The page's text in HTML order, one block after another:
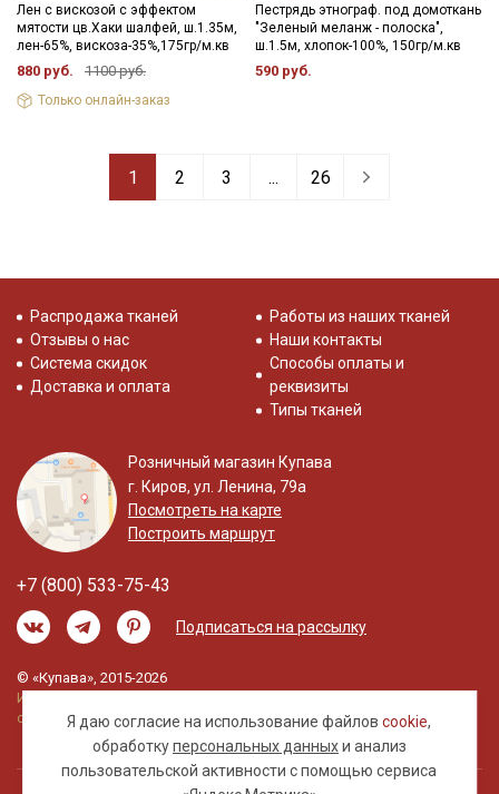
Лен с вискозой с эффектом
мятости цв.Хаки шалфей, ш.1.35м,
лен-65%, вискоза-35%,175гр/м.кв
880 руб. 1100 руб.
Только онлайн-заказ
Пестрядь этнограф. под домоткань
"Зеленый меланж - полоска",
ш.1.5м, хлопок-100%, 150гр/м.кв
590 руб.
1 2 3 ... 26
Я даю согласие на использование файловcookie,
обработкуперсональных данныхи анализ
пользовательской активности с помощью сервиса
Распродажа тканей
Отзывы о нас
Система скидок
Доставка и оплата
Работы из наших тканей
Наши контакты
Способы оплаты и
реквизиты
Типы тканей
Розничный магазин Купава
г. Киров, ул. Ленина, 79а
Посмотреть на карте
Построить маршрут
+7 (800) 533-75-43
Подписаться на рассылку
© «Купава», 2015-2026
Информация на сайте не является публичной
офертой.